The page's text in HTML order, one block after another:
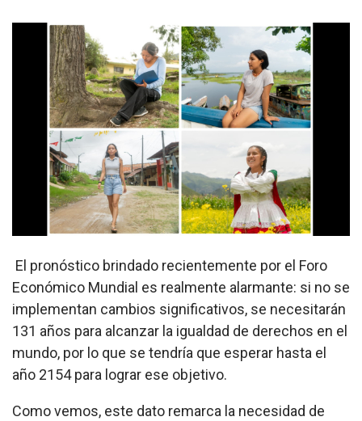
El pronóstico brindado recientemente por el Foro
Económico Mundial es realmente alarmante: si no se
implementan cambios significativos, se necesitarán
131 años para alcanzar la igualdad de derechos en el
mundo, por lo que se tendría que esperar hasta el
año 2154 para lograr ese objetivo.
Como vemos, este dato remarca la necesidad de